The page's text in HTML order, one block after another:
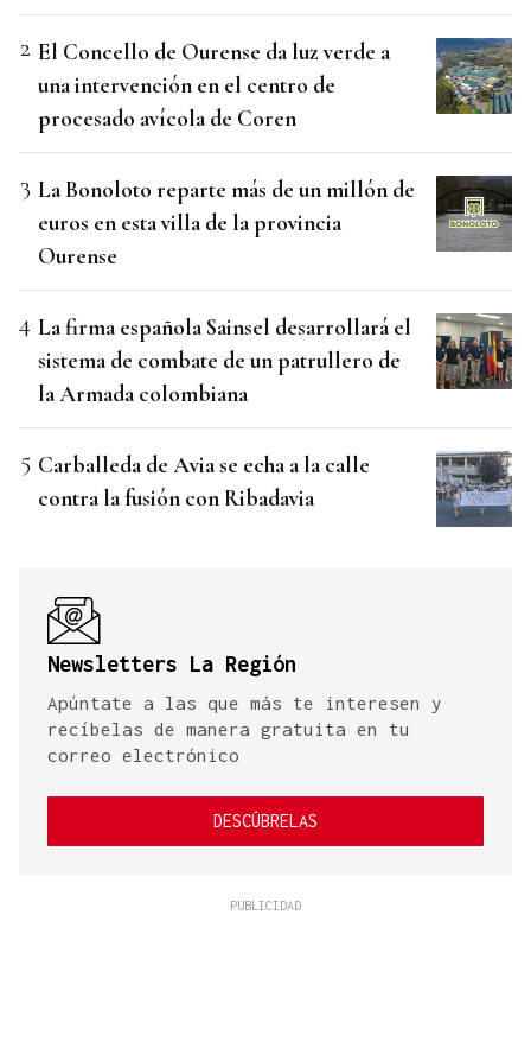
El Concello de Ourense da luz verde a
una intervención en el centro de
procesado avícola de Coren
La Bonoloto reparte más de un millón de
euros en esta villa de la provincia
Ourense
La firma española Sainsel desarrollará el
sistema de combate de un patrullero de
la Armada colombiana
Carballeda de Avia se echa a la calle
contra la fusión con Ribadavia
Newsletters La Región
Apúntate a las que más te interesen y
recíbelas de manera gratuita en tu
correo electrónico
DESCÚBRELAS